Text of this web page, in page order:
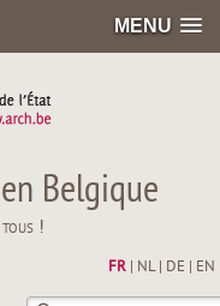
MENU
Belgique
!
FR| NL| DE EN